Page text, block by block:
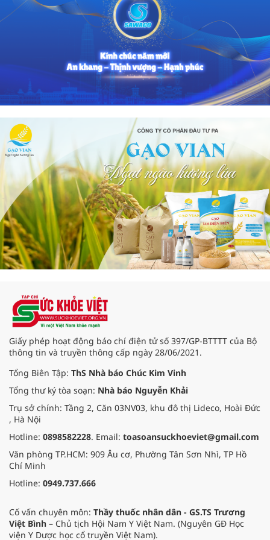
Giấy phép hoạt động báo chí điện tử số 397/GP-BTTTT của Bộ
thông tin và truyền thông cấp ngày 28/06/2021.
Tổng Biên Tập: ThS Nhà báo Chúc Kim Vinh
Tổng thư ký tòa soạn: Nhà báo Nguyễn Khải
Trụ sở chính: Tầng 2, Căn 03NV03, khu đô thị Lideco, Hoài Đức
, Hà Nội
Hotline: 0898582228. Email: toasoansuckhoeviet@gmail.com
Văn phòng TP.HCM: 909 Âu cơ, Phường Tân Sơn Nhì, TP Hồ
Chí Minh
Hotline: 0949.737.666
Cố vấn chuyên môn: Thầy thuốc nhân dân - GS.TS Trương
Việt Bình – Chủ tịch Hội Nam Y Việt Nam. (Nguyên GĐ Học
viện Y Dược học cổ truyền Việt Nam).